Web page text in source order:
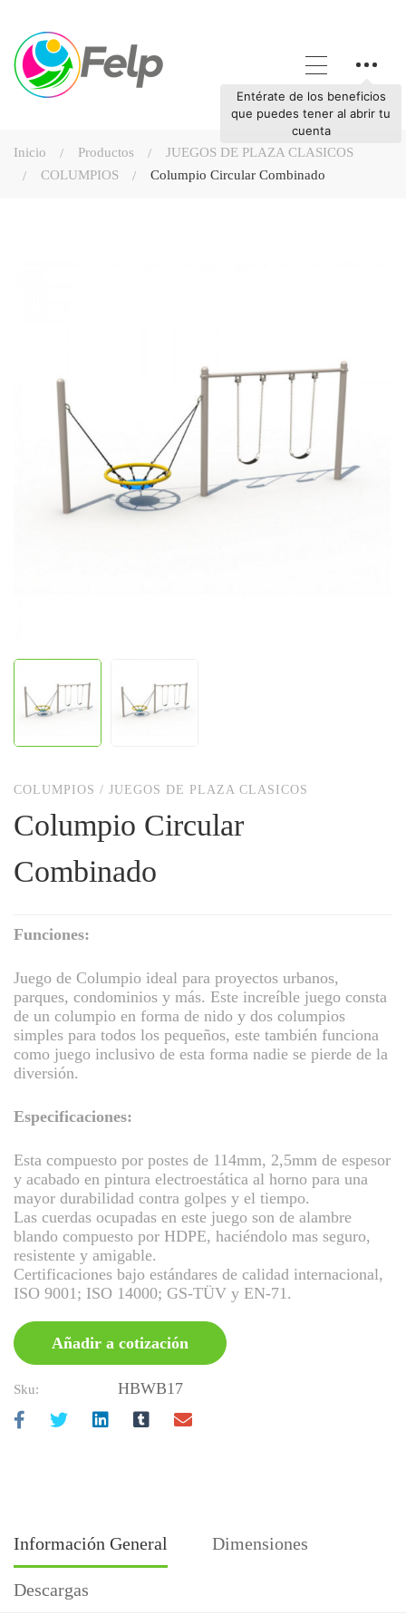
Inicio Productos
JUEGOS DE PLAZA CLASICOS
COLUMPIOS
Columpio Circular Combinado
COLUMPIOS / JUEGOS DE PLAZA CLASICOS
Columpio Circular
Combinado
Funciones:
Juego de Columpio ideal para proyectos urbanos,
parques, condominios y más. Este increíble juego consta
de un columpio en forma de nido y dos columpios
simples para todos los pequeños, este también funciona
como juego inclusivo de esta forma nadie se pierde de la
diversión.
Especificaciones:
Esta compuesto por postes de 114mm, 2,5mm de espesor
y acabado en pintura electroestática al horno para una
mayor durabilidad contra golpes y el tiempo.
Las cuerdas ocupadas en este juego son de alambre
blando compuesto por HDPE, haciéndolo mas seguro,
resistente y amigable.
Certificaciones bajo estándares de calidad internacional,
ISO 9001; ISO 14000; GS-TÜV y EN-71.
Añadir a cotización
Sku: HBWB17
Información General Dimensiones
Descargas
Entérate de los beneficios
que puedes tener al abrir tu
cuenta